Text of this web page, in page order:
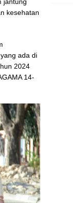
kesehatan
ada di
2024
14-